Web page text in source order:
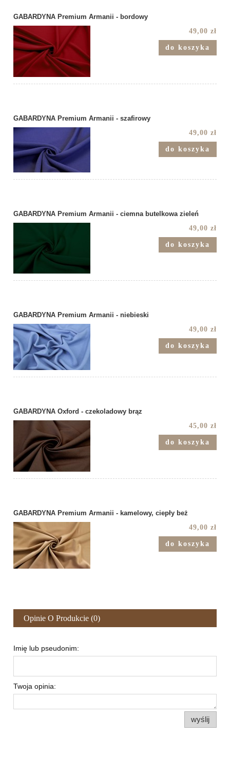
GABARDYNA Premium Armanii - bordowy
49,00 zł
do koszyka
GABARDYNA Premium Armanii - szafirowy
49,00 zł
do koszyka
GABARDYNA Premium Armanii - ciemna butelkowa zieleń
49,00 zł
do koszyka
GABARDYNA Premium Armanii - niebieski
49,00 zł
do koszyka
GABARDYNA Oxford - czekoladowy brąz
45,00 zł
do koszyka
GABARDYNA Premium Armanii - kamelowy, ciepły beż
49,00 zł
do koszyka
Opinie O Produkcie (0)
Imię lub pseudonim:
Twoja opinia:
wyślij